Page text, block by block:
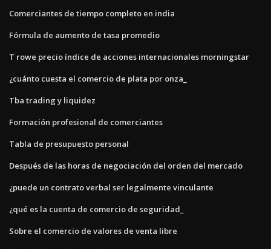
Comerciantes de tiempo completo en india
Fórmula de aumento de tasa promedio
T rowe precio índice de acciones internacionales morningstar
¿cuánto cuesta el comercio de plata por onza_
Tba trading y liquidez
Formación profesional de comerciantes
Tabla de presupuesto personal
Después de las horas de negociación del orden del mercado
¿puede un contrato verbal ser legalmente vinculante
¿qué es la cuenta de comercio de seguridad_
Sobre el comercio de valores de venta libre